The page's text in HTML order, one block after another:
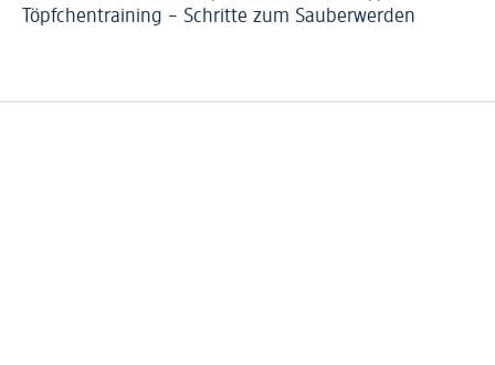
Töpfchentraining – Schritte zum Sauberwerden